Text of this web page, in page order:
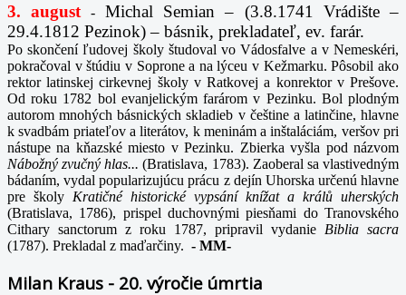
3. august -Michal Semian – (3.8.1741 Vrádište –
29.4.1812 Pezinok) – básnik, prekladateľ, ev. farár.
Po skončení ľudovej školy študoval vo Vádosfalve a v Nemeskéri,
pokračoval v štúdiu v Soprone a na lýceu v Kežmarku. Pôsobil ako
rektor latinskej cirkevnej školy v Ratkovej a konrektor v Prešove.
Od roku 1782 bol evanjelickým farárom v Pezinku. Bol plodným
autorom mnohých básnických skladieb v češtine a latinčine, hlavne
k svadbám priateľov a literátov, k meninám a inštaláciám, veršov pri
nástupe na kňazské miesto v Pezinku. Zbierka vyšla pod názvom
Nábožný zvučný hlas...(Bratislava, 1783). Zaoberal sa vlastivedným
bádaním, vydal popularizujúcu prácu z dejín Uhorska určenú hlavne
pre školy Kratičné historické vypsání knížat a králů uherských
(Bratislava, 1786), prispel duchovnými piesňami do Tranovského
Cithary sanctorum z roku 1787, pripravil vydanie Biblia sacra
(1787). Prekladal z maďarčiny. - MM-
Milan Kraus - 20. výročie úmrtia